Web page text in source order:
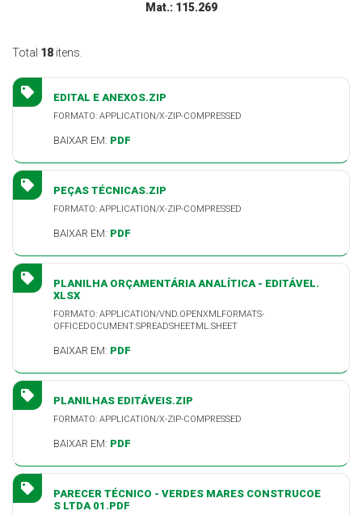
Mat.: 115.269
Total 18 itens.
EDITAL E ANEXOS.ZIP
FORMATO: APPLICATION/X-ZIP-COMPRESSED
BAIXAR EM: PDF
PEÇAS TÉCNICAS.ZIP
FORMATO: APPLICATION/X-ZIP-COMPRESSED
BAIXAR EM: PDF
PLANILHA ORÇAMENTÁRIA ANALÍTICA - EDITÁVEL.
XLSX
FORMATO: APPLICATION/VND.OPENXMLFORMATS-
OFFICEDOCUMENT.SPREADSHEETML.SHEET
BAIXAR EM: PDF
PLANILHAS EDITÁVEIS.ZIP
FORMATO: APPLICATION/X-ZIP-COMPRESSED
BAIXAR EM: PDF
PARECER TÉCNICO - VERDES MARES CONSTRUCOE
S LTDA 01.PDF